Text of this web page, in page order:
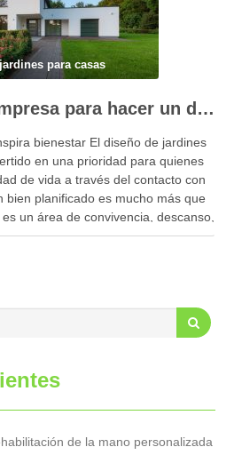
para casas
¿Buscas una empresa para hacer un diseño profesional de jardines en tu casa?
bienestar El diseño de jardines
en una prioridad para quienes
de vida a través del contacto con
bien planificado es mucho más que
un área de convivencia, descanso,
de la mano personalizada